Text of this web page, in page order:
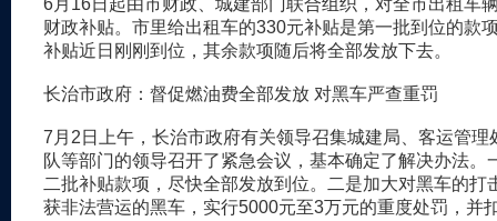
6月16日起由市财政、城建部门联合组织，对全市出租车
财政补贴。市里给出租车的330元补贴是第一批到位的款
补贴近日刚刚到位，其余款项随后将全部发放下去。
长治市政府：督促燃油费全部发放 对黑车严查重罚
7月2日上午，长治市政府有关领导召集城建局、客运管理
队等部门的领导召开了紧急会议，基本确定了解决办法。
二批补贴款项，尽快全部发放到位。二是加大对黑车的打
获非法营运的黑车，实行5000元至3万元的重度处罚，并